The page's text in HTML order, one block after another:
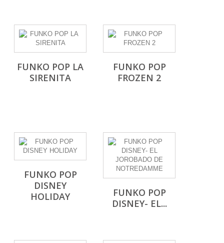
FUNKO POP LA
SIRENITA
FUNKO POP
FROZEN 2
FUNKO POP
DISNEY
HOLIDAY
FUNKO POP
DISNEY- EL...